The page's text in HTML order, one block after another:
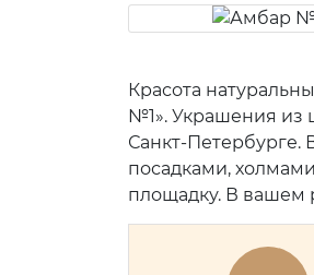
Красота
№1». Украшения из
Санкт-Петербурге.
посадками,
площадку. В вашем